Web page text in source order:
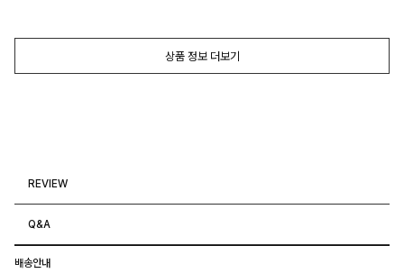
상품 정보 더보기
REVIEW
Q&A
배송안내